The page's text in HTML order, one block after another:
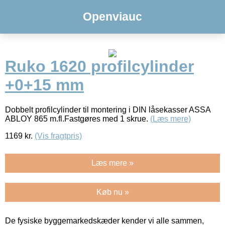
Openviauc
Ruko 1620 profilcylinder
+0+15 mm
Dobbelt profilcylinder til montering i DIN låsekasser ASSA
ABLOY 865 m.fl.Fastgøres med 1 skrue. (Læs mere)
1169 kr. (Vis fragtpris)
Læs mere »
Køb nu »
De fysiske byggemarkedskæder kender vi alle sammen,